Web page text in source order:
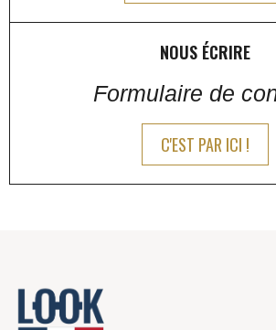
NOUS ÉCRIRE
Formulaire de
C'EST PAR ICI !